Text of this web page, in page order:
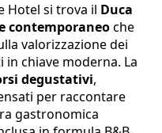
Hotel si trova il Duca
contemporaneoche
valorizzazione dei
chiave moderna. La
degustativi,
per raccontare
gastronomica